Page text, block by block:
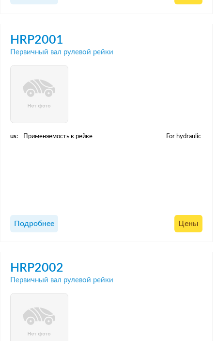
HRP2001
Первичный вал рулевой рейки
us: Применяемость к рейке For hydraulic
Подробнее Цены
HRP2002
Первичный вал рулевой рейки